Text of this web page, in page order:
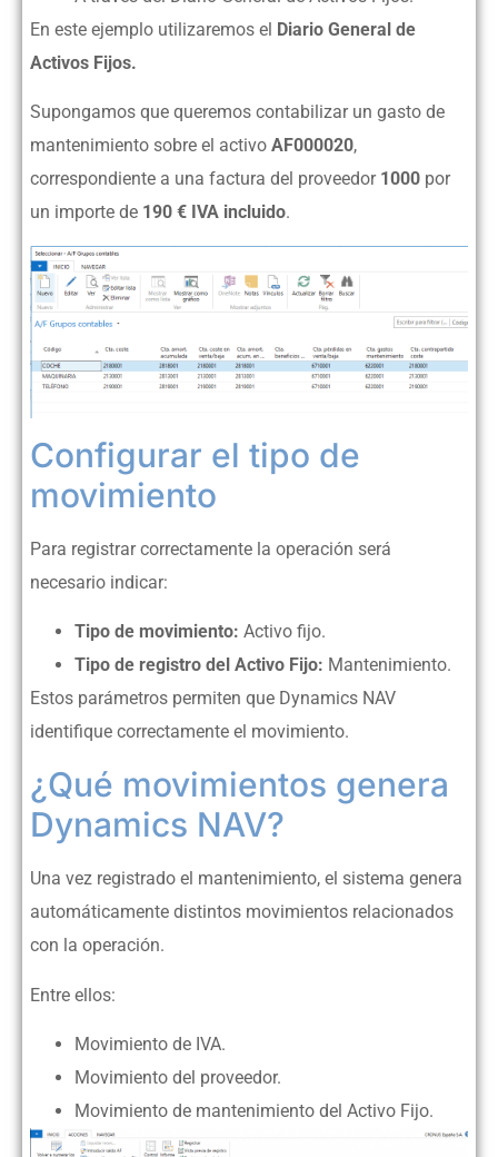
En este ejemplo utilizaremos el Diario General de
Activos Fijos.
Supongamos que queremos contabilizar un gasto de
mantenimiento sobre el activo AF000020,
correspondiente a una factura del proveedor 1000 por
un importe de 190 € IVA incluido.
Configurar el tipo de
movimiento
Para registrar correctamente la operación será
necesario indicar:
Tipo de movimiento: Activo fijo.
Tipo de registro del Activo Fijo: Mantenimiento.
Estos parámetros permiten que Dynamics NAV
identifique correctamente el movimiento.
¿Qué movimientos genera
Dynamics NAV?
Una vez registrado el mantenimiento, el sistema genera
automáticamente distintos movimientos relacionados
con la operación.
Entre ellos:
Movimiento de IVA.
Movimiento del proveedor.
Movimiento de mantenimiento del Activo Fijo.